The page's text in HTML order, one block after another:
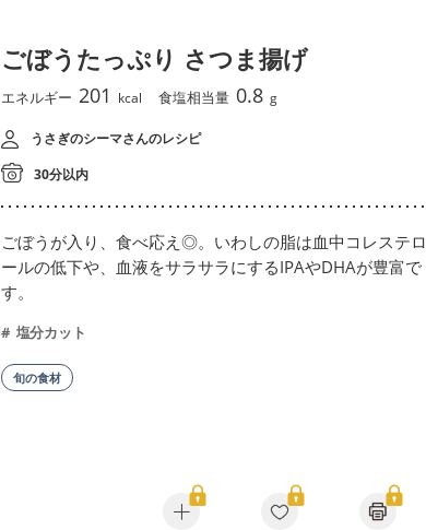
ごぼうたっぷり さつま揚げ
エネルギー 201 kcal 食塩相当量 0.8 g
うさぎのシーマさんのレシピ
30分以内
ごぼうが入り、食べ応え◎。いわしの脂は血中コレステロ
ールの低下や、血液をサラサラにするIPAやDHAが豊富で
す。
塩分カット
旬の食材